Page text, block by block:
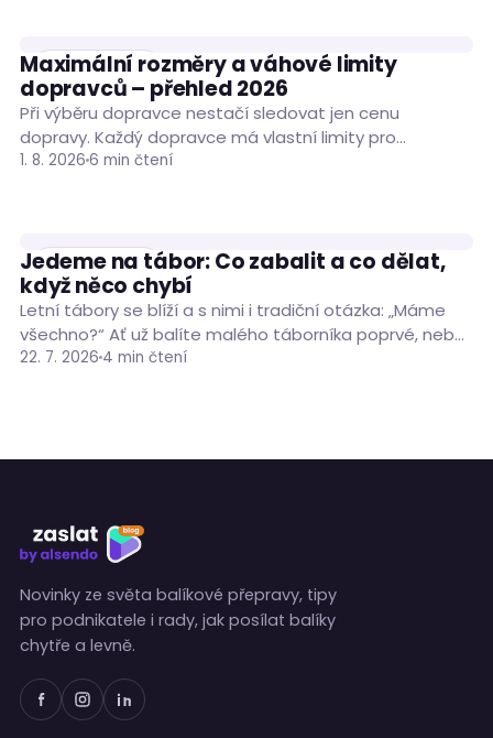
RADY A TIPY
Maximální rozměry a váhové limity
dopravců – přehled 2026
Při výběru dopravce nestačí sledovat jen cenu
dopravy. Každý dopravce má vlastní limity pro
hmotnost, rozměry i obvod zásilky a jejich překročení…
1. 8. 2026 6 min čtení
RADY A TIPY
Jedeme na tábor: Co zabalit a co dělat,
když něco chybí
Letní tábory se blíží a s nimi i tradiční otázka: „Máme
všechno?“ Ať už balíte malého táborníka poprvé, nebo
máte za sebou…
22. 7. 2026 4 min čtení
Novinky ze světa balíkové přepravy, tipy
pro podnikatele i rady, jak posílat balíky
chytře a levně.